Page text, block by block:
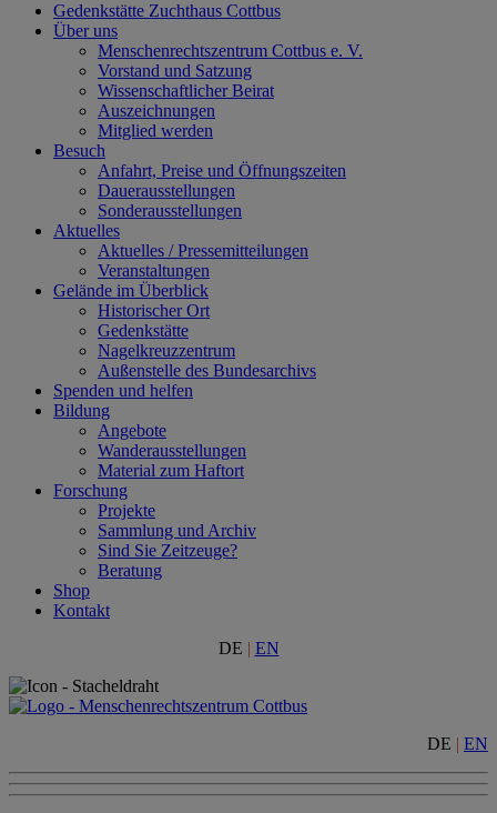
Gedenkstätte Zuchthaus Cottbus
Über uns
Menschenrechtszentrum Cottbus e. V.
Vorstand und Satzung
Wissenschaftlicher Beirat
Auszeichnungen
Mitglied werden
Besuch
Anfahrt, Preise und Öffnungszeiten
Dauerausstellungen
Sonderausstellungen
Aktuelles
Aktuelles / Pressemitteilungen
Veranstaltungen
Gelände im Überblick
Historischer Ort
Gedenkstätte
Nagelkreuzzentrum
Außenstelle des Bundesarchivs
Spenden und helfen
Bildung
Angebote
Wanderausstellungen
Material zum Haftort
Forschung
Projekte
Sammlung und Archiv
Sind Sie Zeitzeuge?
Beratung
Shop
Kontakt
DE | EN
DE | EN